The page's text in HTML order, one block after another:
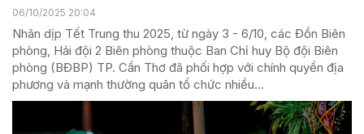
06/10/2025 20:04
Nhân dịp Tết Trung thu 2025, từ ngày 3 - 6/10, các Đồn Biên
phòng, Hải đội 2 Biên phòng thuộc Ban Chỉ huy Bộ đội Biên
phòng (BĐBP) TP. Cần Thơ đã phối hợp với chính quyền địa
phương và mạnh thường quân tổ chức nhiều...